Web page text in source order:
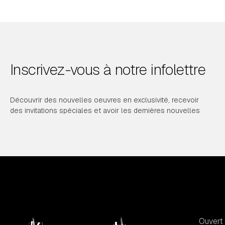
Inscrivez-vous à notre infolettre
Découvrir des nouvelles oeuvres en exclusivité, recevoir
des invitations spéciales et avoir les dernières nouvelles
Ouvert